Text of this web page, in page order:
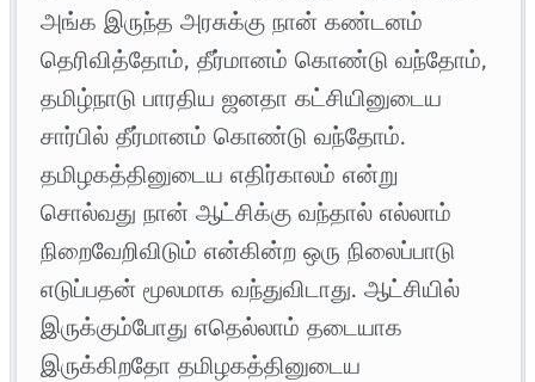
அங்க இருந்த அரசுக்கு நான் கண்டனம்
தெரிவித்தோம், தீர்மானம் கொண்டு வந்தோம்,
தமிழ்நாடு பாரதிய ஜனதா கட்சியினுடைய
சார்பில் தீர்மானம் கொண்டு வந்தோம்.
தமிழகத்தினுடைய எதிர்காலம் என்று
சொல்வது நான் ஆட்சிக்கு வந்தால் எல்லாம்
நிறைவேறிவிடும் என்கின்ற ஒரு நிலைப்பாடு
எடுப்பதன் மூலமாக வந்துவிடாது. ஆட்சியில்
இருக்கும்போது எதெல்லாம் தடையாக
இருக்கிறதோ தமிழகத்தினுடைய